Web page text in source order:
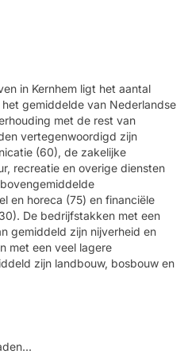
in Kernhem ligt het aantal
gemiddelde van Nederlandse
met de rest van
vertegenwoordigd zijn
(60), de zakelijke
recreatie en overige diensten
en horeca (75) en financiële
De bedrijfstakken met een
gemiddeld zijn nijverheid en
met een veel lagere
zijn landbouw, bosbouw en